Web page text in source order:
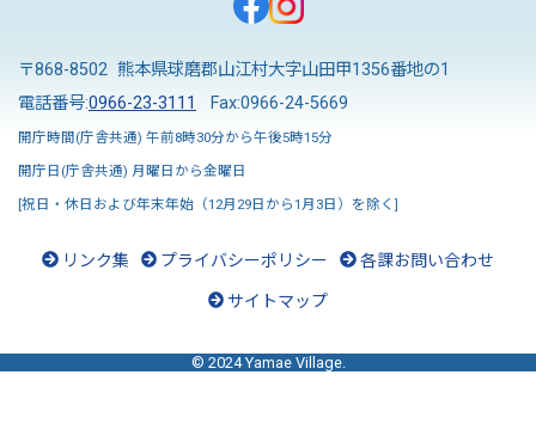
〒868-8502 熊本県球磨郡山江村大字山田甲1356番地の1
電話番号:0966-23-3111 Fax:0966-24-5669
開庁時間(庁舎共通) 午前8時30分から午後5時15分
開庁日(庁舎共通) 月曜日から金曜日
[祝日・休日および年末年始（12月29日から1月3日）を除く]
リンク集 プライバシーポリシー 各課お問い合わせ
サイトマップ
© 2024 Yamae Village.